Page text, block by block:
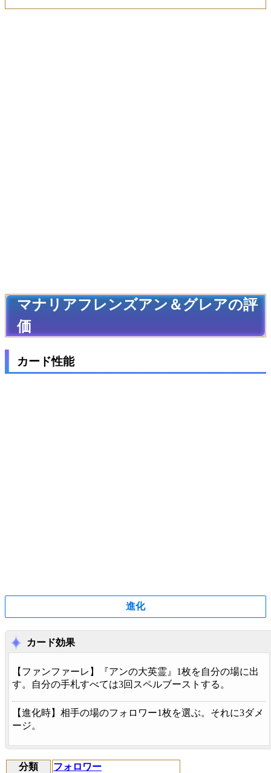
マナリアフレンズアン＆グレアの評
価
カード性能
進化
カード効果
【 ファンファーレ 】『アンの大英霊』1枚を自分の場に出
す。自分の手札すべては3回スペルブーストする。
【進化時】相手の場のフォロワー1枚を選ぶ。それに3ダメ
ージ。
分類
フォロワー